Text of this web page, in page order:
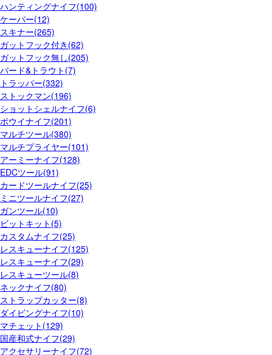
ハンティングナイフ(100)
ケーパー(12)
スキナー(265)
ガットフック付き(62)
ガットフック無し(205)
バード&トラウト(7)
トラッパー(332)
ストックマン(196)
ショットシェルナイフ(6)
ボウイナイフ(201)
マルチツール(380)
マルチプライヤー(101)
アーミーナイフ(128)
EDCツール(91)
カードツールナイフ(25)
ミニツールナイフ(27)
ガンツール(10)
ビットキット(5)
カスタムナイフ(25)
レスキューナイフ(125)
レスキューナイフ(29)
レスキューツール(8)
ネックナイフ(80)
ストラップカッター(8)
ダイビングナイフ(10)
マチェット(129)
国産和式ナイフ(29)
アクセサリーナイフ(72)